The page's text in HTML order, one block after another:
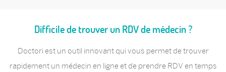
Difficile de trouver un RDV de médecin ?
Doctori est un outil innovant qui vous permet de trouver
rapidement un médecin en ligne et de prendre RDV en temps